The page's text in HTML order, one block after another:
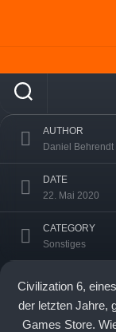
AUTHOR
Daniel Behrendt
DATE
22. Mai 2020
CATEGORY
Sonstiges
Civilization 6,
der letzten Jahre,
Games Store.